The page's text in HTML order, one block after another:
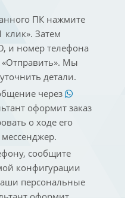
ПК нажмите
клик». Затем
и номер телефона
Мы
детали.
через
оформит заказ
о ходе его
сообщите
конфигурации
персональные